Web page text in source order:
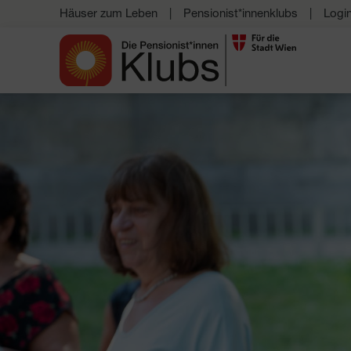
Häuser zum Leben Pensionist*innenklubs